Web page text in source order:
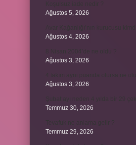
Ağustos 5, 2026
Ağustos 4, 2026
Ağustos 3, 2026
Ağustos 3, 2026
Temmuz 30, 2026
Temmuz 29, 2026